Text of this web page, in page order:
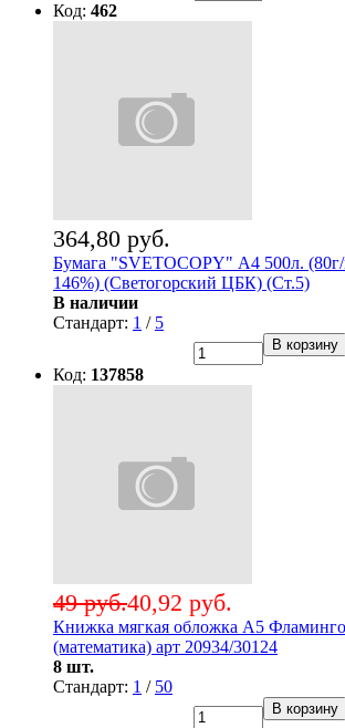
Код: 462
364,80 руб.
Бумага "SVETOCOPY" А4 500л.
146%) (Светогорский ЦБК) (Ст.5)
В наличии
Стандарт: 1 / 5
В корзину
Код: 137858
40,92 руб.
49 руб.
Книжка мягкая обложка А5
(математика) арт 20934/30124
8 шт.
Стандарт: 1 / 50
В корзину